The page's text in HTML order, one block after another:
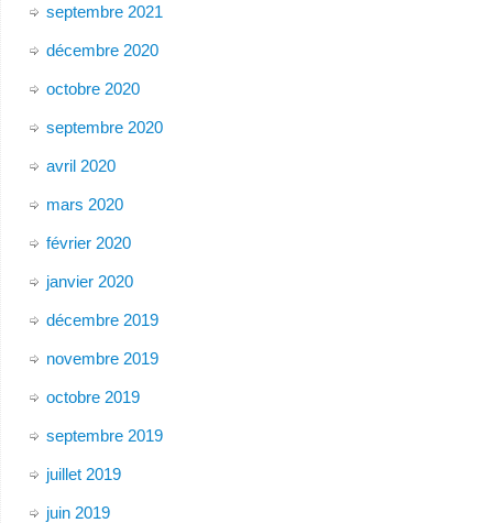
septembre 2021
décembre 2020
octobre 2020
septembre 2020
avril 2020
mars 2020
février 2020
janvier 2020
décembre 2019
novembre 2019
octobre 2019
septembre 2019
juillet 2019
juin 2019